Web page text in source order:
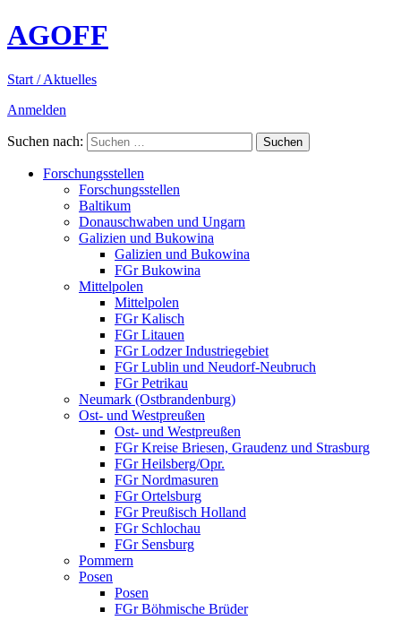
AGOFF
Start / Aktuelles
Anmelden
Suchen nach:
Forschungsstellen
Forschungsstellen
Baltikum
Donauschwaben und Ungarn
Galizien und Bukowina
Galizien und Bukowina
FGr Bukowina
Mittelpolen
Mittelpolen
FGr Kalisch
FGr Litauen
FGr Lodzer Industriegebiet
FGr Lublin und Neudorf-Neubruch
FGr Petrikau
Neumark (Ostbrandenburg)
Ost- und Westpreußen
Ost- und Westpreußen
FGr Kreise Briesen, Graudenz und Strasburg
FGr Heilsberg/Opr.
FGr Nordmasuren
FGr Ortelsburg
FGr Preußisch Holland
FGr Schlochau
FGr Sensburg
Pommern
Posen
Posen
FGr Böhmische Brüder